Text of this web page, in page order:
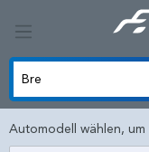
Automodell wählen,